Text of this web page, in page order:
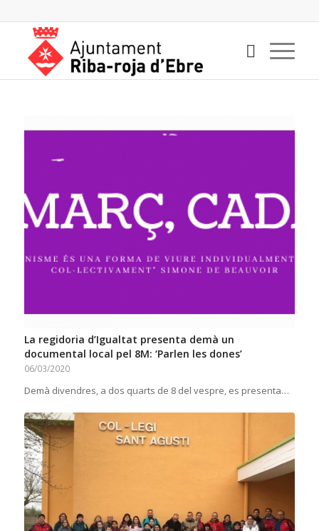
La regidoria d’Igualtat presenta demà un
documental local pel 8M: ‘Parlen les dones’
06/03/2020
Demà divendres, a dos quarts de 8 del vespre, es presenta…